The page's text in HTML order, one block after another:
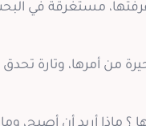
مستغرقة في
من أمرها، وتارة